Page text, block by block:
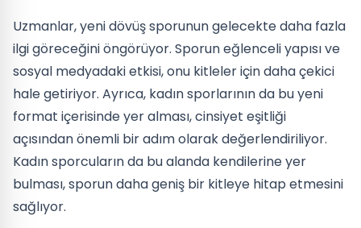
Uzmanlar, yeni dövüş sporunun gelecekte daha fazla
ilgi göreceğini öngörüyor. Sporun eğlenceli yapısı ve
sosyal medyadaki etkisi, onu kitleler için daha çekici
hale getiriyor. Ayrıca, kadın sporlarının da bu yeni
format içerisinde yer alması, cinsiyet eşitliği
açısından önemli bir adım olarak değerlendiriliyor.
Kadın sporcuların da bu alanda kendilerine yer
bulması, sporun daha geniş bir kitleye hitap etmesini
sağlıyor.